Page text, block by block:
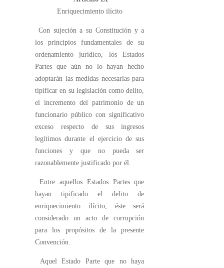
Enriquecimiento ilícito
Con sujeción a su Constitución y a
los principios fundamentales de su
ordenamiento jurídico, los Estados
Partes que aún no lo hayan hecho
adoptarán las medidas necesarias para
tipificar en su legislación como delito,
el incremento del patrimonio de un
funcionario público con significativo
exceso respecto de sus ingresos
legítimos durante el ejercicio de sus
funciones y que no pueda ser
razonablemente justificado por él.
Entre aquellos Estados Partes que
hayan tipificado el delito de
enriquecimiento ilícito, éste será
considerado un acto de corrupción
para los propósitos de la presente
Convención.
Aquel Estado Parte que no haya